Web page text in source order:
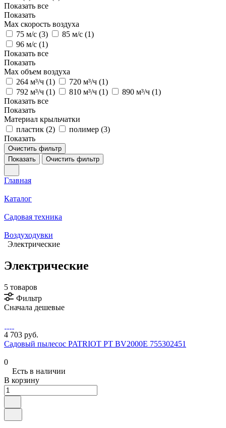
Показать все
Показать
Max скорость воздуха
75 м/с (3) 85 м/с (1)
96 м/с (1)
Показать все
Показать
Max объем воздуха
264 м³/ч (1) 720 м³/ч (1)
792 м³/ч (1) 810 м³/ч (1) 890 м³/ч (1)
Показать все
Показать
Материал крыльчатки
пластик (2) полимер (3)
Показать
Очистить фильтр
Показать
Очистить фильтр
Главная
Каталог
Садовая техника
Воздуходувки
Электрические
Электрические
5 товаров
Фильтр
Сначала дешевые
4 703 руб.
Садовый пылесос PATRIOT PT BV2000E 755302451
0
Есть в наличии
В корзину